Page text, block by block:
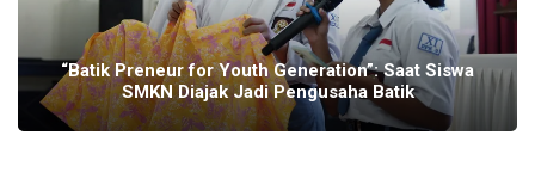
“Batik Preneur for Youth Generation”: Saat Siswa
SMKN Diajak Jadi Pengusaha Batik